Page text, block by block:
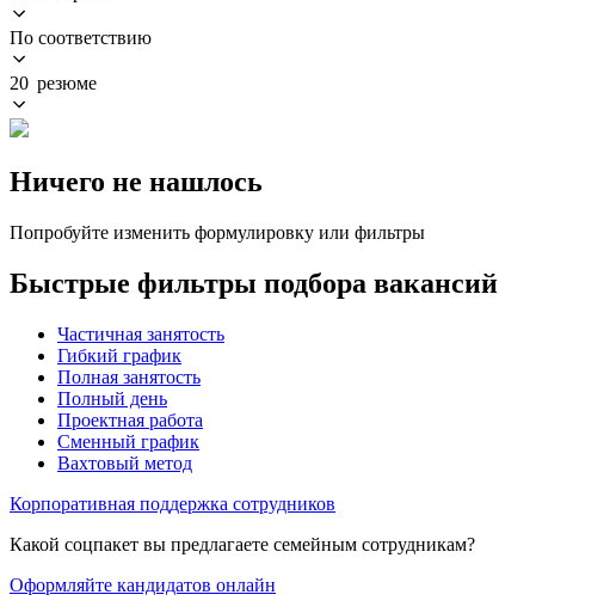
По соответствию
20 резюме
Ничего не нашлось
Попробуйте изменить формулировку или фильтры
Быстрые фильтры подбора вакансий
Частичная занятость
Гибкий график
Полная занятость
Полный день
Проектная работа
Сменный график
Вахтовый метод
Корпоративная поддержка сотрудников
Какой соцпакет вы предлагаете семейным сотрудникам?
Оформляйте кандидатов онлайн